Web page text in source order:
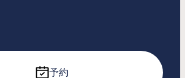
予約